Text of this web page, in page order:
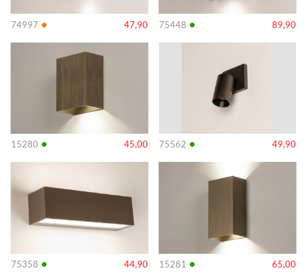
74997 • 47,90 75448 • 89,90
15280 • 45,00
Info
75562 • 49,90
Info
75358 • 44,90
Info
15281 • 65,00
Info